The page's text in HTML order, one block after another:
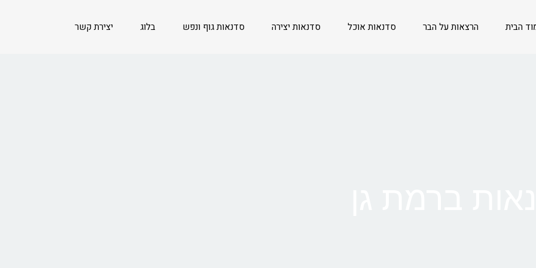
הבית הרצאות על הבר סדנאות אוכל סדנאות יצירה סדנאות גוף ונפש בלוג יצירת קשר